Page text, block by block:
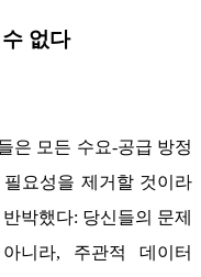
없다
은 모든 수요-공급 방정
요성을 제거할 것이라
박했다: 당신들의 문제
니라, 주관적 데이터